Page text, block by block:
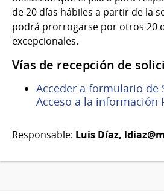
de 20 días hábiles a partir de la
podrá prorrogarse por otros 20
excepcionales.
Vías de recepción de
Acceder a formulario de
Acceso a la información
Responsable: Luis Díaz,